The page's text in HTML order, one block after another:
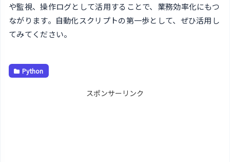
や監視、操作ログとして活用することで、業務効率化にもつ
ながります。自動化スクリプトの第一歩として、ぜひ活用し
てみてください。
Python
スポンサーリンク